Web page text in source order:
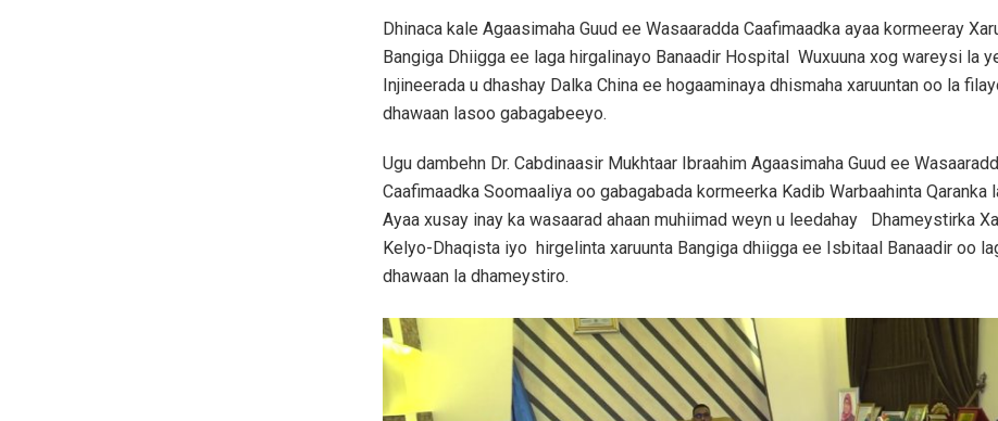
Dhinaca kale Agaasimaha Guud ee Wasaaradda Caafimaadka ayaa kormeeray
Bangiga Dhiigga ee laga hirgalinayo Banaadir Hospital Wuxuuna xog wareysi la
Injineerada u dhashay Dalka China ee hogaaminaya dhismaha xaruuntan oo la
dhawaan lasoo gabagabeeyo.
Ugu dambehn Dr. Cabdinaasir Mukhtaar Ibraahim Agaasimaha Guud ee
Caafimaadka Soomaaliya oo gabagabada kormeerka Kadib Warbaahinta Qaranka
Ayaa xusay inay ka wasaarad ahaan muhiimad weyn u leedahay Dhameystirka
Kelyo-Dhaqista iyo hirgelinta xaruunta Bangiga dhiigga ee Isbitaal Banaadir oo
dhawaan la dhameystiro.